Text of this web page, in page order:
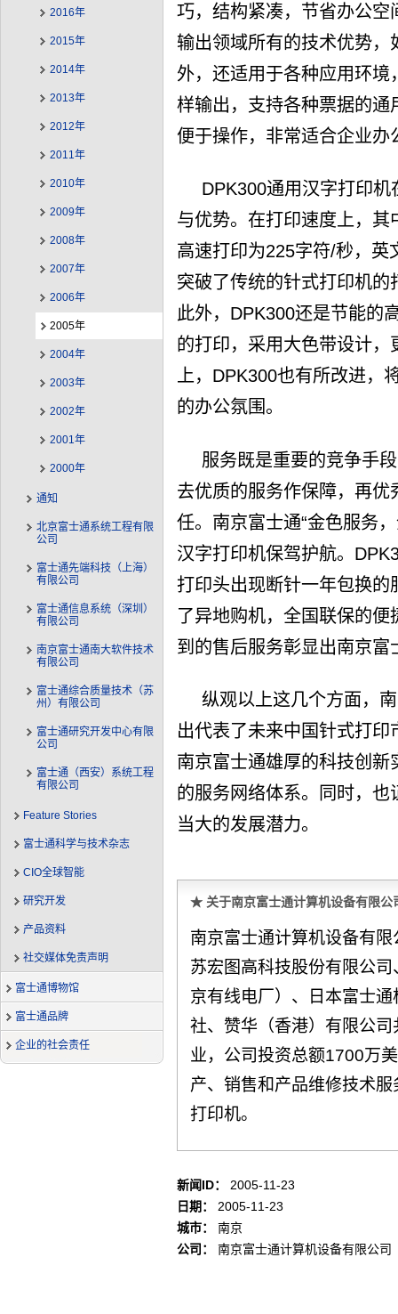
2016年
2015年
2014年
2013年
2012年
2011年
2010年
2009年
2008年
2007年
2006年
2005年
2004年
2003年
2002年
2001年
2000年
通知
北京富士通系统工程有限
公司
富士通先端科技（上海）
有限公司
富士通信息系统（深圳）
有限公司
南京富士通南大软件技术
有限公司
富士通综合质量技术（苏
州）有限公司
富士通研究开发中心有限
公司
富士通（西安）系统工程
有限公司
Feature Stories
富士通科学与技术杂志
CIO全球智能
研究开发
产品资料
社交媒体免责声明
富士通博物馆
富士通品牌
企业的社会责任
巧，结构紧凑，节省办公
输出领域所有的技术优势
外，还适用于各种应用环
样输出，支持各种票据的
便于操作，非常适合企业办
DPK300通用汉字打印
与优势。在打印速度上，
高速打印为225字符/秒，英
突破了传统的针式打印机
此外，DPK300还是节能的
的打印，采用大色带设计
上，DPK300也有所改进，
的办公氛围。
服务既是重要的竞争手
去优质的服务作保障，再
任。南京富士通“金色服务
汉字打印机保驾护航。
打印头出现断针一年包换
了异地购机，全国联保的
到的售后服务彰显出南京
纵观以上这几个方面，
出代表了未来中国针式打
南京富士通雄厚的科技创
的服务网络体系。同时，
当大的发展潜力。
★ 关于南京富士通计算机设备有限公
南京富士通计算机设备有
苏宏图高科技股份有限公
京有线电厂）、日本富士
社、赞华（香港）有限公
业，公司投资总额1700万
产、销售和产品维修技术
打印机。
新闻ID：
2005-11-23
日期：
2005-11-23
城市：
南京
公司：
南京富士通计算机设备有限公司